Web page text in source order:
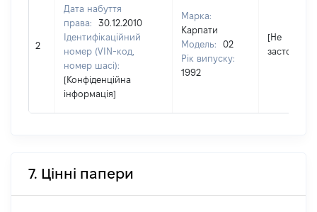
2
Дата набуття
права:
30.12.2010
Ідентифікаційний
номер (VIN-код,
номер шасі):
[Конфіденційна
інформація]
Марка:
Карпати
Модель:
02
Рік випуску:
1992
[Не
7. Цінні папери